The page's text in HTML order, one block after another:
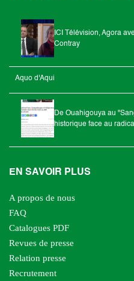
ICI Télévision, Agora
Contray
Aquo d'Aqui
De Ouahigouya au
historique face au
EN SAVOIR PLUS
A propos de nous
FAQ
Catalogues PDF
Revues de presse
Relation presse
Recrutement